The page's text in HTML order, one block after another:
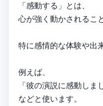
「感動する」とは、
心が強く動かされるこ
特に感情的な体験や出
例えば、
「彼の演説に感動しま
などと使います。